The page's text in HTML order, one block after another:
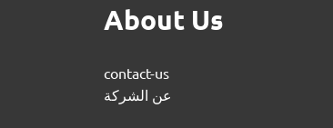
About Us
contact-us
عن الشركة